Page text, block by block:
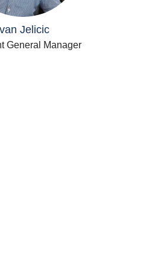
Jelicic
General Manager